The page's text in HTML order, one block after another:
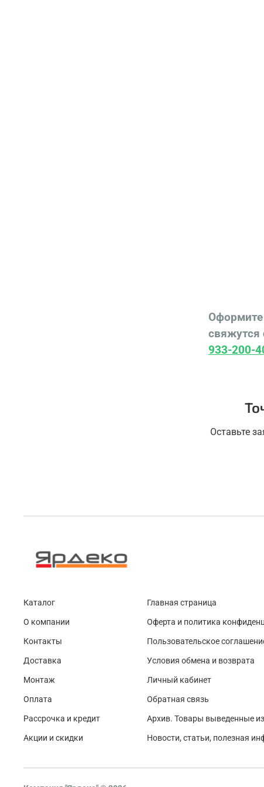
Оформите
свяжутся
933-200-
Оставьте
Каталог
О компании
Контакты
Доставка
Монтаж
Оплата
Рассрочка и кредит
Акции и скидки
Главная страница
Оферта и политика
Пользовательское
Условия обмена и возврата
Личный кабинет
Обратная связь
Архив. Товары выведенные
Новости, статьи, полезная